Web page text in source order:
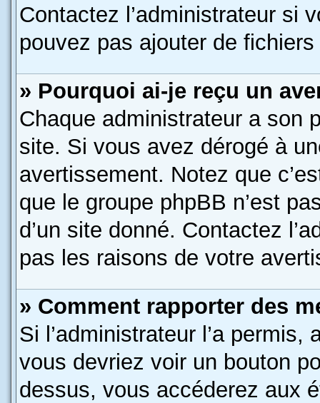
Contactez l’administrateur si
pouvez pas ajouter de
» Pourquoi ai-je reçu un
Chaque administrateur a son
site. Si vous avez dérogé à
avertissement. Notez que
que le groupe phpBB n’est
d’un site donné. Contactez
pas les raisons de votre
» Comment rapporter des
Si l’administrateur l’a
vous devriez voir un bouton
dessus, vous accéderez aux